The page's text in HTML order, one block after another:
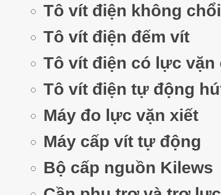
Tô vít điện không
Tô vít điện đếm vít
Tô vít điện có lực vặn
Tô vít điện tự động
Máy đo lực vặn xiết
Máy cấp vít tự động
Bộ cấp nguồn Kilews